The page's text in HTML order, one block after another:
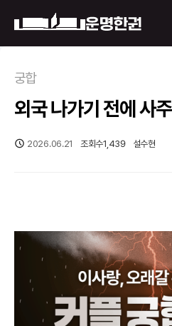
운명한권 보기
미래 배우자 얼굴
신년운세
토정비결
오늘의 운세
회원가입
궁합
외국 나가기 전에 사
2026.06.21 조회수1,439 설수현